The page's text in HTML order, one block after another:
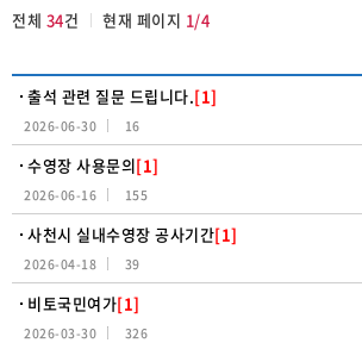
전체 34건 현재 페이지 1/4
출석 관련 질문 드립니다.[1]
2026-06-30 16
수영장 사용문의[1]
2026-06-16 155
사천시 실내수영장 공사기간[1]
2026-04-18 39
비토국민여가[1]
2026-03-30 326